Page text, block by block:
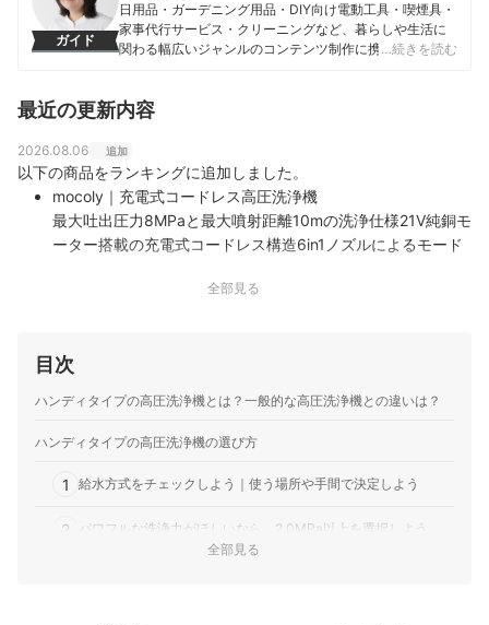
ガイド
日用品・ガーデニング用品・DIY向け電動工具・喫煙具・
家事代行サービス・クリーニングなど、暮らしや生活に
関わる幅広いジャンルのコンテンツ制作に携わる。「一
市山佳乃のプロフィール
…続きを読む
最近の更新内容
2026.08.06 追加
以下の商品をランキングに追加しました。
mocoly｜充電式コードレス高圧洗浄機
最大吐出圧力8MPaと最大噴射距離10mの洗浄仕様21V純銅モ
ーター搭載の充電式コードレス構造6in1ノズルによるモード
BooMax｜BooMax｜コードレス高圧洗浄機
水する自動機能と、3段階の水圧調節、6in1ノズル
する構造
SWTHM｜コードレス高圧洗浄機
自吸、水道直結、ペットボトル給水に対応する3WAY給水方
LEZZYRUCK｜コードレス高圧洗浄機
18Vバッテリーに対応する自吸式コードレス仕様直射や扇形
全部見る
目次
ハンディタイプの高圧洗浄機とは？一般的な高圧洗浄機との違いは？
ハンディタイプの高圧洗浄機の選び方
1 給水方式をチェックしよう｜使う場所や手間で決定しよう
2 パワフルな洗浄力がほしいなら、2.0MPa以上を選択しよう
全部見る